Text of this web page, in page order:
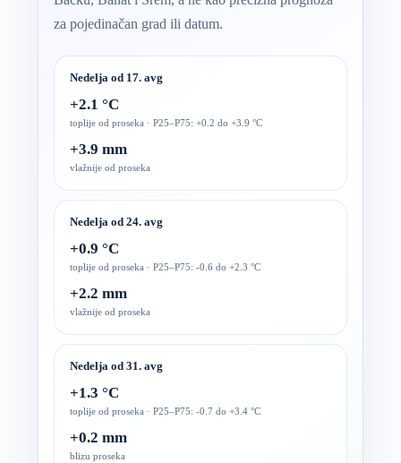
za pojedinačan grad ili datum.
Nedelja od 17. avg
+2.1 °C
toplije od proseka · P25–P75: +0.2 do +3.9 °C
+3.9 mm
vlažnije od proseka
Nedelja od 24. avg
+0.9 °C
toplije od proseka · P25–P75: -0.6 do +2.3 °C
+2.2 mm
vlažnije od proseka
Nedelja od 31. avg
+1.3 °C
toplije od proseka · P25–P75: -0.7 do +3.4 °C
+0.2 mm
blizu proseka